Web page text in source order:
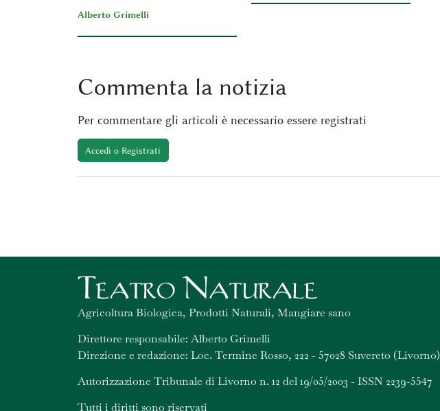
Alberto Grimelli
Commenta la notizia
Per commentare gli articoli è necessario essere registrati
Accedi o Registrati
Agricoltura Biologica, Prodotti Naturali, Mangiare sano
Direttore responsabile: Alberto Grimelli
Direzione e redazione: Loc. Termine Rosso, 222 - 57028 Suvereto (Livorno)
Autorizzazione Tribunale di Livorno n. 12 del 19/05/2003 - ISSN 2239-5547
Tutti i diritti sono riservati